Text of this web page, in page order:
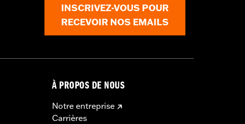
INSCRIVEZ-VOUS POUR
RECEVOIR NOS EMAILS
À PROPOS DE NOUS
Notre entreprise
Carrières